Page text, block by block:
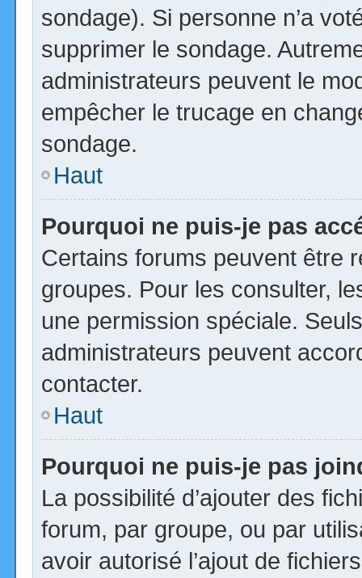
sondage). Si personne n’a
supprimer le sondage.
administrateurs peuvent le
empêcher le trucage en
sondage.
Haut
Pourquoi ne puis-je pas
Certains forums peuvent être
groupes. Pour les consulter,
une permission spéciale.
administrateurs peuvent
contacter.
Haut
Pourquoi ne puis-je pas
La possibilité d’ajouter des
forum, par groupe, ou par
avoir autorisé l’ajout de